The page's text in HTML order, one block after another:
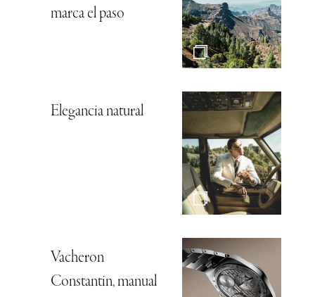
marca el paso
Elegancia natural
Vacheron
Constantin, manual